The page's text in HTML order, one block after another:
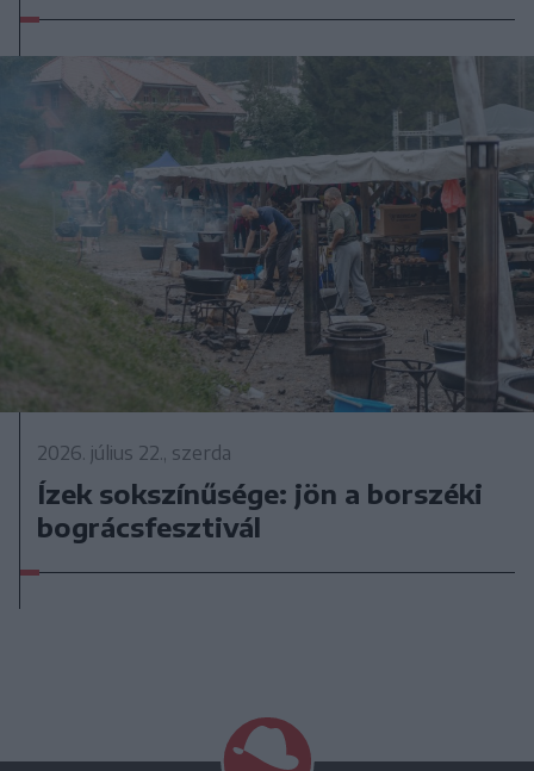
2026. július 22., szerda
Ízek sokszínűsége: jön a borszéki
bográcsfesztivál